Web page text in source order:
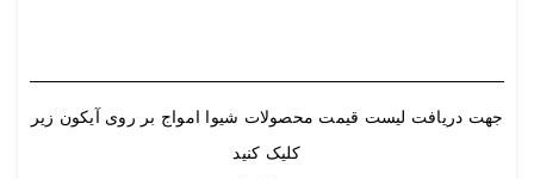
جهت دریافت لیست قیمت محصولات شیوا امواج بر روی آیکون زیر
کلیک کنید